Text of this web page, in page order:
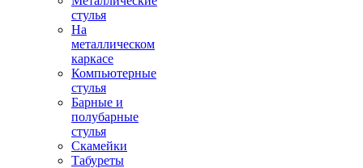
стулья
На
металлическом
каркасе
Компьютерные
стулья
Барные и
полубарные
стулья
Скамейки
Табуреты